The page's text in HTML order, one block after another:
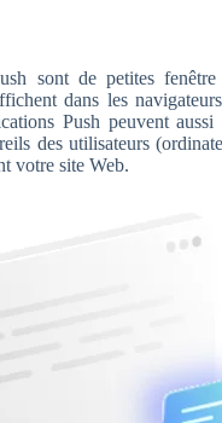
sont de petites fenêtre
dans les
Push peuvent aussi
des utilisateurs
votre site Web.